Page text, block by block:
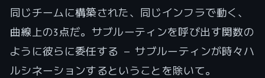
同じチームに構築された、同じインフラで動く、
曲線上の3点だ。サブルーティンを呼び出す関数の
ように彼らに委任する — サブルーティンが時々ハ
ルシネーションするということを除いて。